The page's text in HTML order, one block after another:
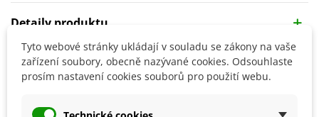
Detaily produktu
SOUVISEJÍCÍ PRODUKTY
Tyto webové stránky ukládají v souladu se zákony na vaše
zařízení soubory, obecně nazývané cookies. Odsouhlaste
prosím nastavení cookies souborů pro použití webu.